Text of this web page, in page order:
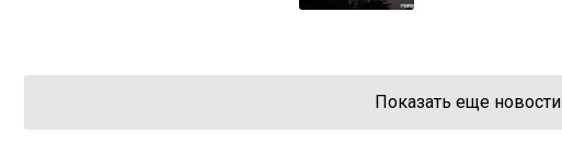
Показать еще новости